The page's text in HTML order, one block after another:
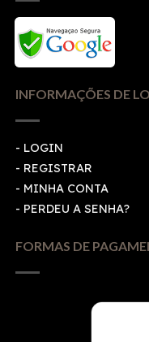
INFORMAÇÕES DE
- LOGIN
- REGISTRAR
- MINHA CONTA
- PERDEU A SENHA?
FORMAS DE